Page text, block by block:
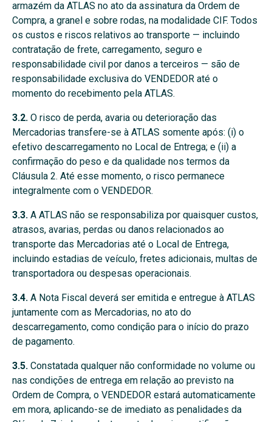
armazém da ATLAS no ato da assinatura da Ordem de
Compra, a granel e sobre rodas, na modalidade CIF. Todos
os custos e riscos relativos ao transporte — incluindo
contratação de frete, carregamento, seguro e
responsabilidade civil por danos a terceiros — são de
responsabilidade exclusiva do VENDEDOR até o
momento do recebimento pela ATLAS.
3.2. O risco de perda, avaria ou deterioração das
Mercadorias transfere-se à ATLAS somente após: (i) o
efetivo descarregamento no Local de Entrega; e (ii) a
confirmação do peso e da qualidade nos termos da
Cláusula 2. Até esse momento, o risco permanece
integralmente com o VENDEDOR.
3.3. A ATLAS não se responsabiliza por quaisquer custos,
atrasos, avarias, perdas ou danos relacionados ao
transporte das Mercadorias até o Local de Entrega,
incluindo estadias de veículo, fretes adicionais, multas de
transportadora ou despesas operacionais.
3.4. A Nota Fiscal deverá ser emitida e entregue à ATLAS
juntamente com as Mercadorias, no ato do
descarregamento, como condição para o início do prazo
de pagamento.
3.5. Constatada qualquer não conformidade no volume ou
nas condições de entrega em relação ao previsto na
Ordem de Compra, o VENDEDOR estará automaticamente
em mora, aplicando-se de imediato as penalidades da